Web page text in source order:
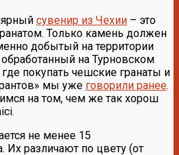
сувенир из Чехии – это
Только камень должен
добытый на территории
на Турновском
покупать чешские гранаты и
мы уже говорили ранее.
на том, чем же так хорош
не менее 15
Их различают по цвету (от